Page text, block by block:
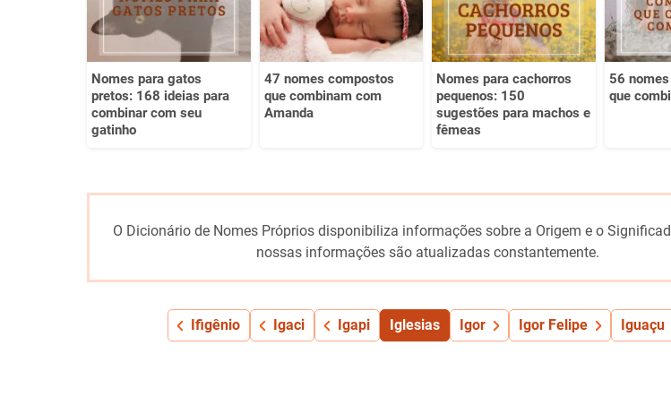
Nomes para gatos
pretos: 168 ideias para
combinar com seu
gatinho
47 nomes compostos
que combinam com
Amanda
Nomes para cachorros
pequenos: 150
sugestões para machos e
fêmeas
56
que
O Dicionário de Nomes Próprios disponibiliza informações sobre a Origem e o
nossas informações são atualizadas constantemente.
Ifigênio Igaci Igapi Iglesias Igor Igor Felipe Iguaçu